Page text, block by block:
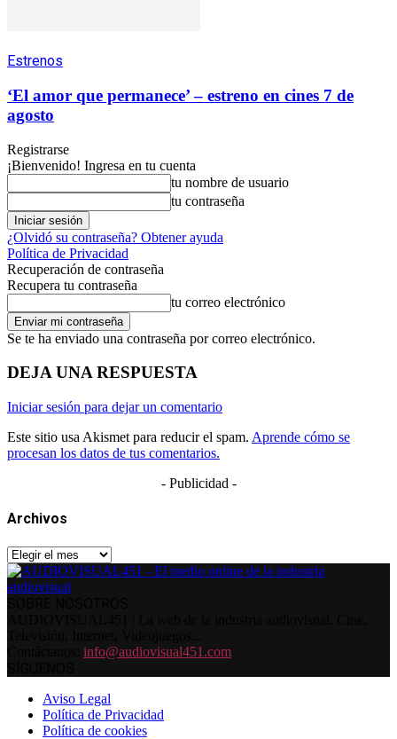
Estrenos
‘El amor que permanece’ – estreno en cines 7 de
agosto
Registrarse
¡Bienvenido! Ingresa en tu cuenta
tu nombre de usuario
tu contraseña
¿Olvidó su contraseña? Obtener ayuda
Política de Privacidad
Recuperación de contraseña
Recupera tu contraseña
tu correo electrónico
Se te ha enviado una contraseña por correo electrónico.
DEJA UNA RESPUESTA
Iniciar sesión para dejar un comentario
Este sitio usa Akismet para reducir el spam. Aprende cómo se
procesan los datos de tus comentarios.
- Publicidad -
Archivos
Archivos
info@audiovisual451.com
Aviso Legal
Política de Privacidad
Política de cookies